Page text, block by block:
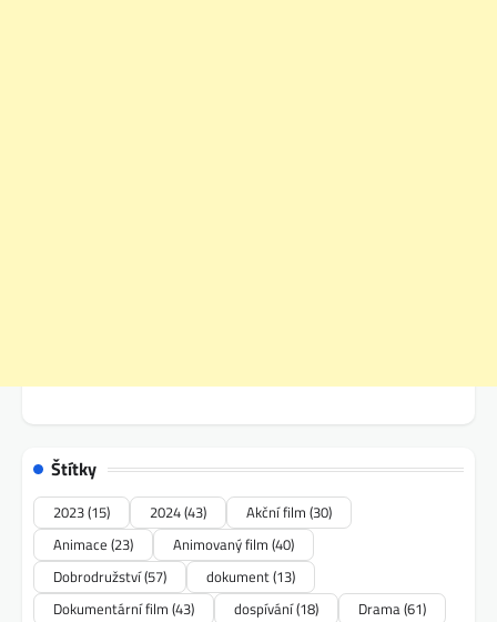
Štítky
2023(15) 2024(43) Akční film (30)
Animace (23) Animovaný film (40)
Dobrodružství(57) dokument(13)
Dokumentární film (43) dospívání(18) Drama(61)